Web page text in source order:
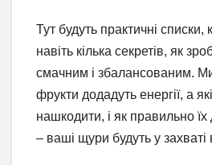
Тут будуть практичні списки,
навіть кілька секретів, як
смачним і збалансованим.
фрукти додадуть енергії, а
нашкодити, і як правильно їх
– ваші щури будуть у захваті